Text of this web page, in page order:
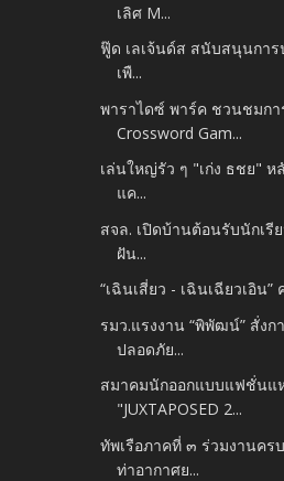
เลิศ M...
ฟู๊ด เลเจ้นด์ส สนับสนุนกา
เพื...
พาราไดซ์ พาร์ค ชวนชมก
Crossword Gam...
เล่นใหญ่รัว​ ๆ​ "เก่ง​ ธชย" ห
แค...
สจล. เปิดบ้านต้อนรับนักเรี
ฝัน...
“เฉินเสี่ยว - เฉินเฉียวเอิน
รมว.แรงงาน “พิพัฒน์” สั่งก
ปลอดภัย...
สมาคมนักออกแบบแฟชั่นแ
"JUXTAPOSED 2...
ทัพเรือภาคที่ ๓ ร่วมงานคร
ท่าอากาศย...